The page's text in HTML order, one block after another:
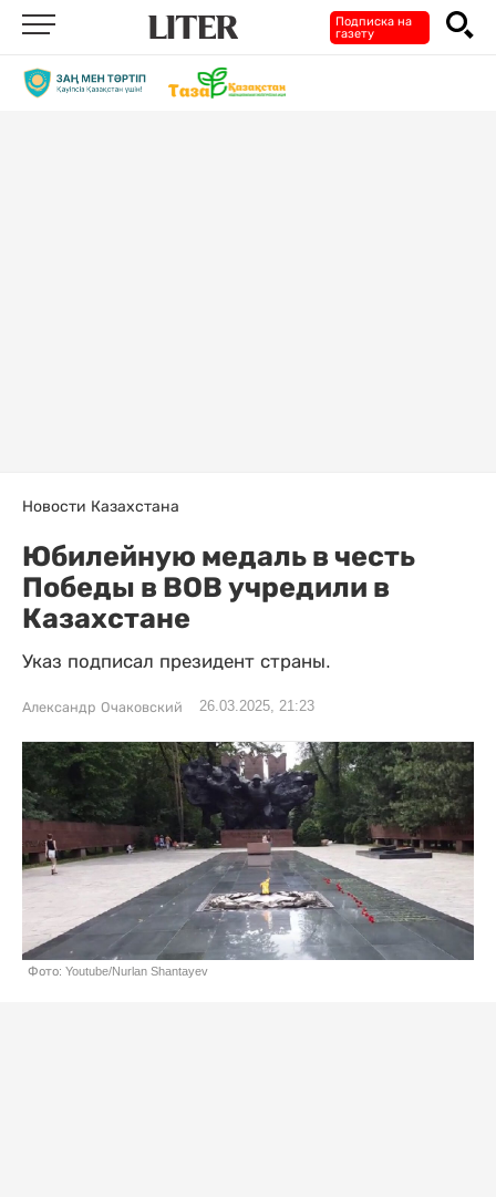
Подписка на
газету
Новости Казахстана
Юбилейную медаль в честь
Победы в ВОВ учредили в
Казахстане
Указ подписал президент страны.
Александр Очаковский 26.03.2025, 21:23
Фото: Youtube/Nurlan Shantayev